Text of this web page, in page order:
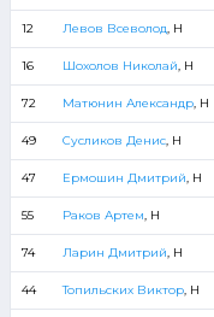
12 Левов Всеволод, Н
16 Шохолов Николай, Н
72 Матюнин Александр, Н
49 Сусликов Денис, Н
47 Ермошин Дмитрий, Н
55 Раков Артем, Н
74 Ларин Дмитрий, Н
44 Топильских Виктор, Н